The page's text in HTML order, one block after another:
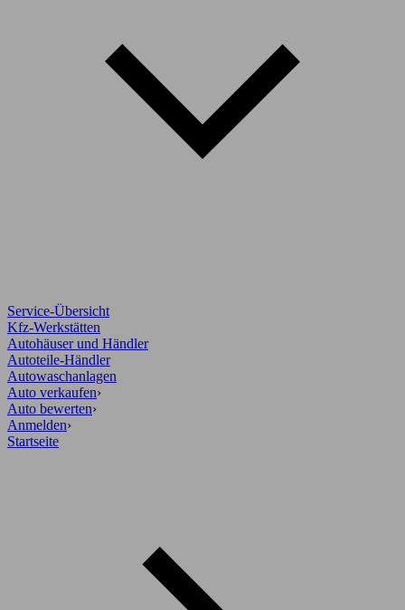
Service-Übersicht
Kfz-Werkstätten
Autohäuser und Händler
Autoteile-Händler
Autowaschanlagen
Auto verkaufen›
Auto bewerten›
Anmelden›
Startseite